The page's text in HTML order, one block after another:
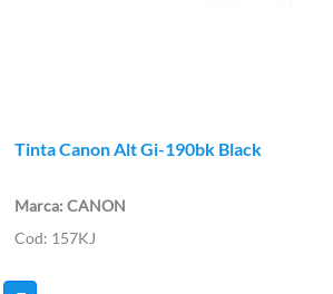
Tinta Canon Alt Gi-190bk Black
CANON
157KJ